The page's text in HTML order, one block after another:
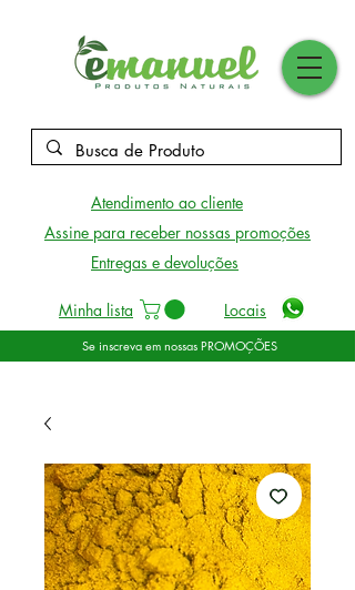
Se inscreva em nossas PROMOÇÕES
Atendimento ao cliente
Assine para receber nossas promoções
Entregas e devoluções
Minha lista Locais